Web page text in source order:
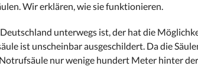
Wir erklären, wie sie funktionieren.
unterwegs ist, der hat die
ist unscheinbar ausgeschildert. Da die
nur wenige hundert Meter hinter